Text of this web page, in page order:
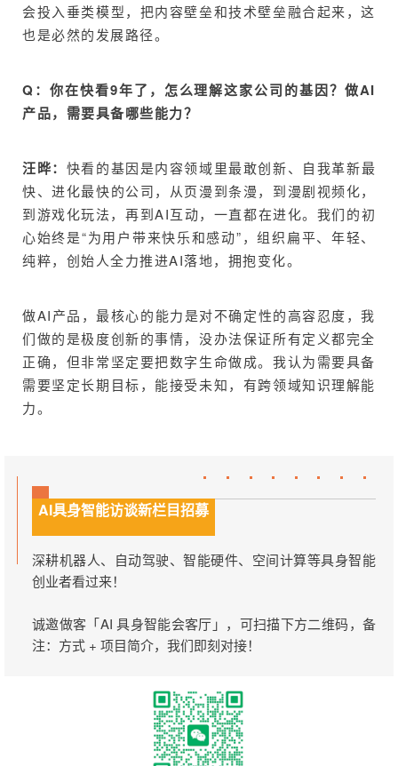
会投入垂类模型，把内容壁垒和技术壁垒融合起来，这
也是必然的发展路径。
Q：你在快看9年了，怎么理解这家公司的基因？做AI
产品，需要具备哪些能力？
汪晔： 快看的基因是内容领域里最敢创新、自我革新最
快、进化最快的公司，从页漫到条漫，到漫剧视频化，
到游戏化玩法，再到AI互动，一直都在进化。我们的初
心始终是“为用户带来快乐和感动”，组织扁平、年轻、
纯粹，创始人全力推进AI落地，拥抱变化。
做AI产品，最核心的能力是对不确定性的高容忍度，我
们做的是极度创新的事情，没办法保证所有定义都完全
正确，但非常坚定要把数字生命做成。我认为需要具备
需要坚定长期目标，能接受未知，有跨领域知识理解能
力。
AI具身智能访谈新栏目招募
深耕机器人、自动驾驶、智能硬件、空间计算等具身智能
创业者看过来！
诚邀做客「AI 具身智能会客厅」，可扫描下方二维码，备
注：方式 + 项目简介，我们即刻对接！